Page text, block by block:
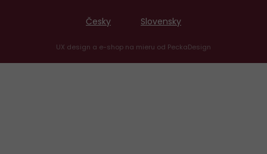
Česky Slovensky
UX design a e-shop na mieru od PeckaDesign